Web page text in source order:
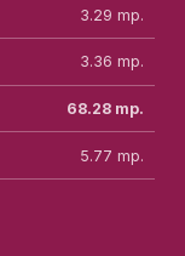
3.29 mp.
3.36 mp.
68.28mp.
5.77 mp.